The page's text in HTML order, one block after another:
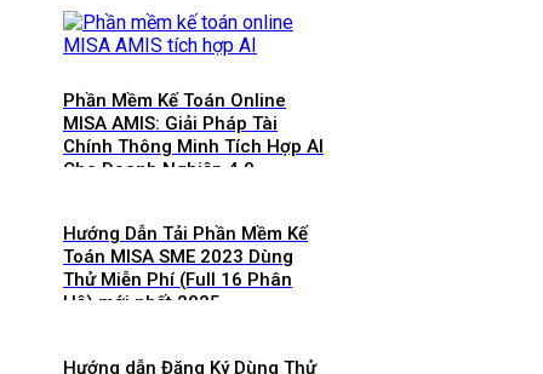
Phần Mềm Kế Toán Online
MISA AMIS: Giải Pháp Tài
Chính Thông Minh Tích Hợp AI
Cho Doanh Nghiệp 4.0
Hướng Dẫn Tải Phần Mềm Kế
Toán MISA SME 2023 Dùng
Thử Miễn Phí (Full 16 Phân
Hệ) mới nhất 2025
Hướng dẫn Đăng Ký Dùng Thử